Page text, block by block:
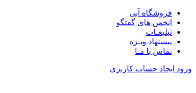
فروشگاه آبی
انجمن های گفتگو
تبلیغـات
پیشنهاد ویـژه
تماس با مـا
ورود ایجاد حساب کاربری